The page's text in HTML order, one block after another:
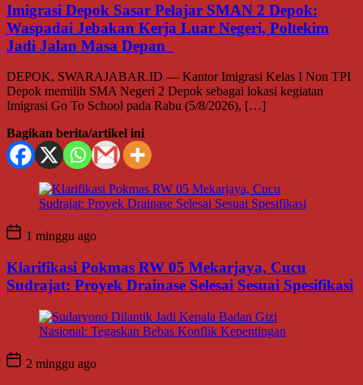
Imigrasi Depok Sasar Pelajar SMAN 2 Depok:
Waspadai Jebakan Kerja Luar Negeri, Poltekim
Jadi Jalan Masa Depan
DEPOK, SWARAJABAR.ID — Kantor Imigrasi Kelas I Non TPI
Depok memilih SMA Negeri 2 Depok sebagai lokasi kegiatan
Imigrasi Go To School pada Rabu (5/8/2026), […]
Bagikan berita/artikel ini
1 minggu ago
Klarifikasi Pokmas RW 05 Mekarjaya, Cucu
Sudrajat: Proyek Drainase Selesai Sesuai Spesifikasi
2 minggu ago